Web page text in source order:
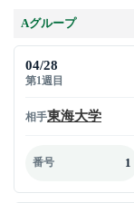
Aグループ
04/28
第1週目
相手東海大学
番号 1